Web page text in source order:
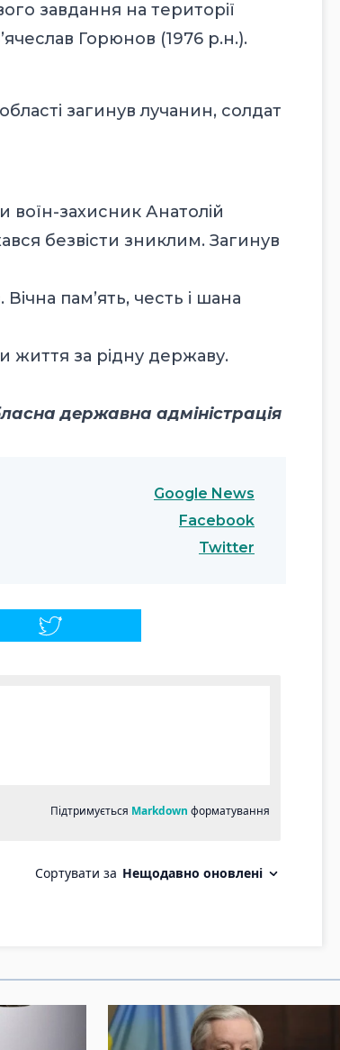
завдання на території
Горюнов (1976 р.н.).
загинув лучанин, солдат
воїн-захисник Анатолій
безвісти зниклим. Загинув
пам’ять, честь і шана
життя за рідну державу.
державна адміністрація
Google News
Facebook
Twitter